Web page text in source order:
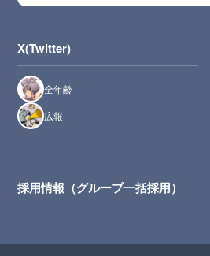
X(Twitter)
全年齢
広報
採用情報（グループ一括採用）